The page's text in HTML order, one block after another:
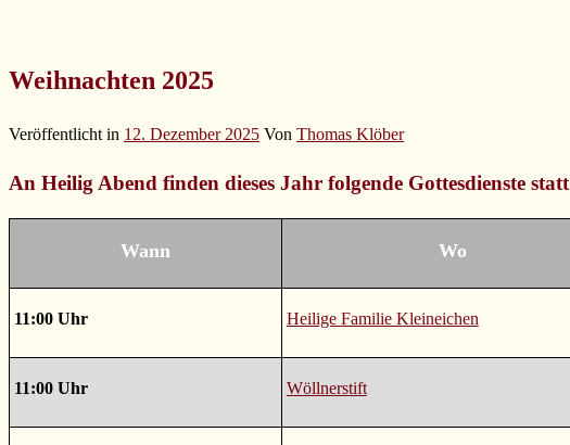
Weihnachten 2025
Veröffentlicht in 12. Dezember 2025 Von Thomas Klöber
An Heilig Abend finden dieses Jahr folgende Gottesdienste statt
Wann Wo
11:00 Uhr Heilige Familie Kleineichen
11:00 Uhr Wöllnerstift